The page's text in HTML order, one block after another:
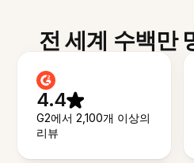
전 세계 수백만
4.4
G2에서 2,100개 이상의
리뷰